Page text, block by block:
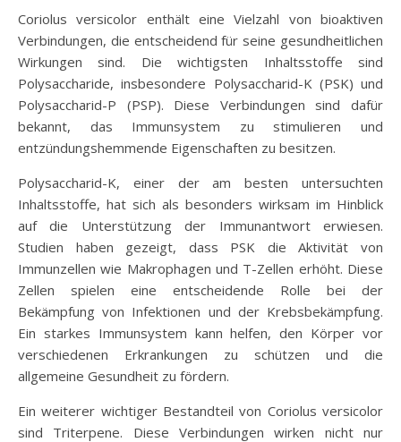
Coriolus versicolor enthält eine Vielzahl von bioaktiven
Verbindungen, die entscheidend für seine gesundheitlichen
Wirkungen sind. Die wichtigsten Inhaltsstoffe sind
Polysaccharide, insbesondere Polysaccharid-K (PSK) und
Polysaccharid-P (PSP). Diese Verbindungen sind dafür
bekannt, das Immunsystem zu stimulieren und
entzündungshemmende Eigenschaften zu besitzen.
Polysaccharid-K, einer der am besten untersuchten
Inhaltsstoffe, hat sich als besonders wirksam im Hinblick
auf die Unterstützung der Immunantwort erwiesen.
Studien haben gezeigt, dass PSK die Aktivität von
Immunzellen wie Makrophagen und T-Zellen erhöht. Diese
Zellen spielen eine entscheidende Rolle bei der
Bekämpfung von Infektionen und der Krebsbekämpfung.
Ein starkes Immunsystem kann helfen, den Körper vor
verschiedenen Erkrankungen zu schützen und die
allgemeine Gesundheit zu fördern.
Ein weiterer wichtiger Bestandteil von Coriolus versicolor
sind Triterpene. Diese Verbindungen wirken nicht nur